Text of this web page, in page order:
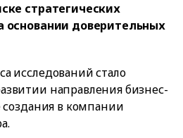
стратегических
основании доверительных
исследований стало
направления бизнес-
создания в компании